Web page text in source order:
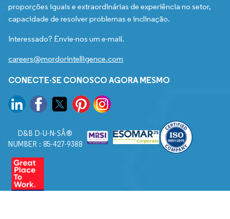
proporções iguais e extraordinárias de experiência no setor,
capacidade de resolver problemas e inclinação.
Interessado? Envie-nos um e-mail.
careers@mordorintelligence.com
CONECTE-SE CONOSCO AGORA MESMO
D&B D-U-N-SÂ®
NUMBER : 85-427-9388